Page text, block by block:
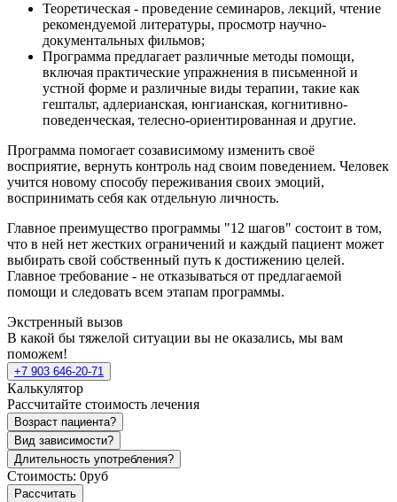
Теоретическая - проведение семинаров, лекций, чтение
рекомендуемой литературы, просмотр научно-
документальных фильмов;
Программа предлагает различные методы помощи,
включая практические упражнения в письменной и
устной форме и различные виды терапии, такие как
гештальт, адлерианская, юнгианская, когнитивно-
поведенческая, телесно-ориентированная и другие.
Программа помогает созависимому изменить своё
восприятие, вернуть контроль над своим поведением. Человек
учится новому способу переживания своих эмоций,
воспринимать себя как отдельную личность.
Главное преимущество программы "12 шагов" состоит в том,
что в ней нет жестких ограничений и каждый пациент может
выбирать свой собственный путь к достижению целей.
Главное требование - не отказываться от предлагаемой
помощи и следовать всем этапам программы.
Экстренный вызов
В какой бы тяжелой ситуации вы не оказались, мы вам
поможем!
+7 903 646-20-71
Калькулятор
Рассчитайте стоимость лечения
Возраст пациента?
Вид зависимости?
Длительность употребления?
Стоимость: 0руб
Рассчитать